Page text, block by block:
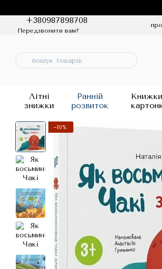
+380987898708
Передзвонити вам?
Літні
знижки
Ранній
розвиток
−10%